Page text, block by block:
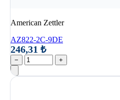
American Zettler
AZ822-2C-9DE
246,31 ₺
− +